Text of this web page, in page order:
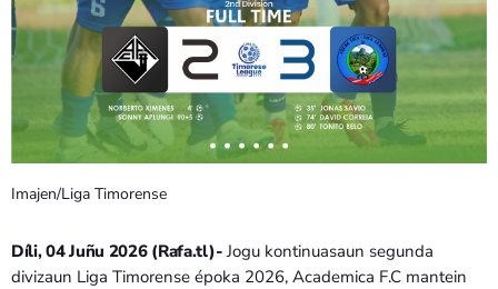
Imajen/Liga Timorense
Díli, 04 Juñu 2026 (Rafa.tl)-Jogu kontinuasaun segunda
divizaun Liga Timorense époka 2026, Academica F.C mantein